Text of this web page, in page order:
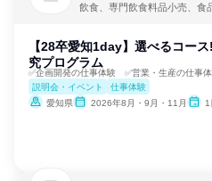
飲食、専門飲食料品小売、食
【28卒愛知1day】選べるコー
究プログラム
✅企画開発の仕事体験 ✅営業・生産の仕事
説明会・イベント
仕事体験
愛知県
2026年8月・9月・11月 1